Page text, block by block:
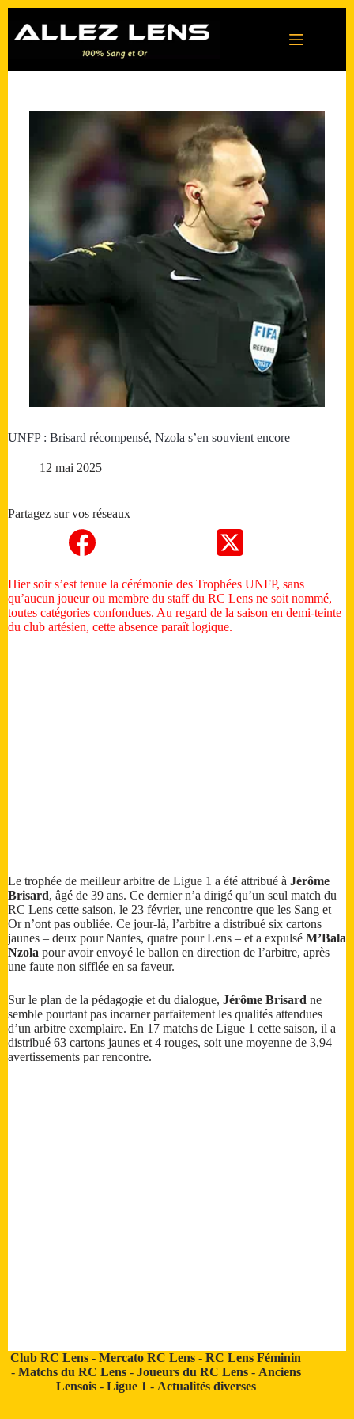
contenu
UNFP : Brisard récompensé, Nzola s’en souvient encore
12 mai 2025
Partagez sur vos réseaux
Hier soir s’est tenue la cérémonie des Trophées UNFP, sans
qu’aucun joueur ou membre du staff du RC Lens ne soit nommé,
toutes catégories confondues. Au regard de la saison en demi-teinte
du club artésien, cette absence paraît logique.
Le trophée de meilleur arbitre de Ligue 1 a été attribué à Jérôme
Brisard, âgé de 39 ans. Ce dernier n’a dirigé qu’un seul match du
RC Lens cette saison, le 23 février, une rencontre que les Sang et
Or n’ont pas oubliée. Ce jour-là, l’arbitre a distribué six cartons
jaunes – deux pour Nantes, quatre pour Lens – et a expulsé M’Bala
Nzola pour avoir envoyé le ballon en direction de l’arbitre, après
une faute non sifflée en sa faveur.
Sur le plan de la pédagogie et du dialogue, Jérôme Brisard ne
semble pourtant pas incarner parfaitement les qualités attendues
d’un arbitre exemplaire. En 17 matchs de Ligue 1 cette saison, il a
distribué 63 cartons jaunes et 4 rouges, soit une moyenne de 3,94
avertissements par rencontre.
Club RC Lens -Mercato RC Lens -RC Lens Féminin
- Matchs du RC Lens- Joueurs du RC Lens- Anciens
Lensois- Ligue 1 - Actualités diverses